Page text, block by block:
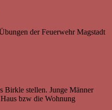
der Feuerwehr Magstadt
Birkle stellen. Junge Männer
bzw die Wohnung